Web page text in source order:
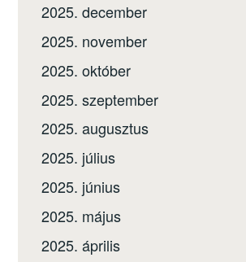
2025. december
2025. november
2025. október
2025. szeptember
2025. augusztus
2025. július
2025. június
2025. május
2025. április